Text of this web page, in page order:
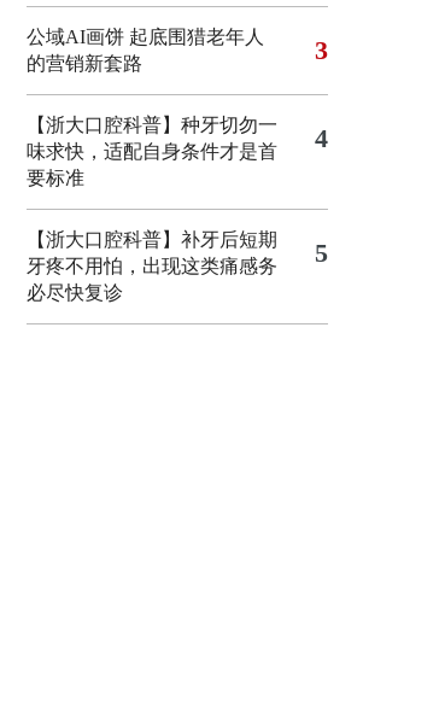
公域AI画饼 起底围猎老年人
的营销新套路
3
【浙大口腔科普】种牙切勿一
味求快，适配自身条件才是首
要标准
4
【浙大口腔科普】补牙后短期
牙疼不用怕，出现这类痛感务
必尽快复诊
5